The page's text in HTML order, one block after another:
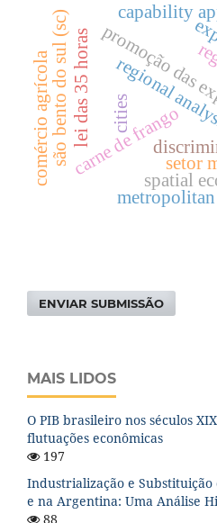
promoção
regional
carne de frango
são bento do sul (sc) setor
spatial
cities
metropolitan
capability
lei das 35 horas
comércio agrícola
ENVIAR SUBMISSÃO
MAIS LIDOS
O PIB brasileiro nos séculos
flutuações econômicas
197
Industrialização e
e na Argentina: Uma Análise
88